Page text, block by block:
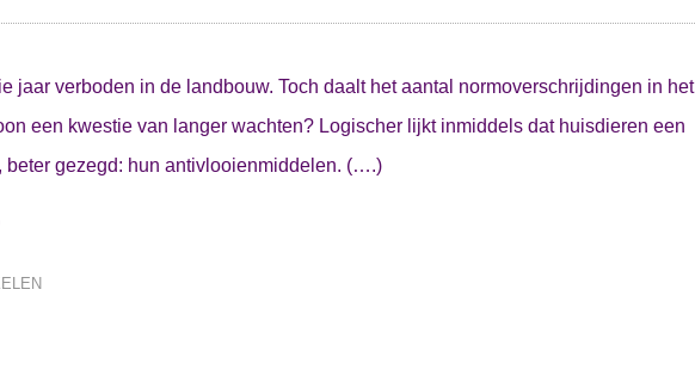
jaar verboden in de landbouw. Toch daalt het aantal normoverschrijdingen in het
een kwestie van langer wachten? Logischer lijkt inmiddels dat huisdieren een
beter gezegd: hun antivlooienmiddelen. (….)